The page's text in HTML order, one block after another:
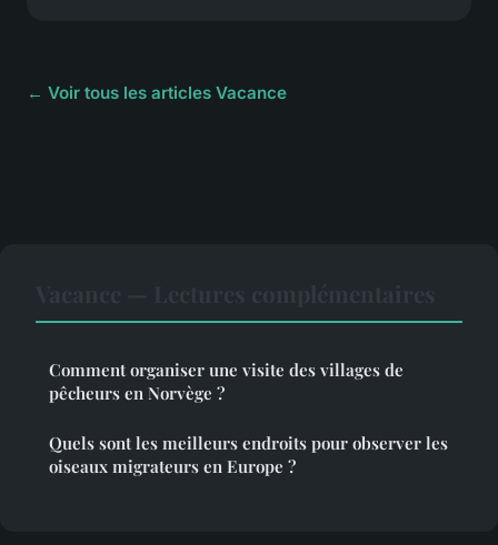
← Voir tous les articles Vacance
Comment organiser une visite des villages de
pêcheurs en Norvège ?
Quels sont les meilleurs endroits pour observer les
oiseaux migrateurs en Europe ?